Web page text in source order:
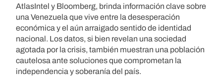
AtlasIntel y Bloomberg, brinda información clave sobre
una Venezuela que vive entre la desesperación
económica y el aún arraigado sentido de identidad
nacional. Los datos, si bien revelan una sociedad
agotada por la crisis, también muestran una población
cautelosa ante soluciones que comprometan la
independencia y soberanía del país.